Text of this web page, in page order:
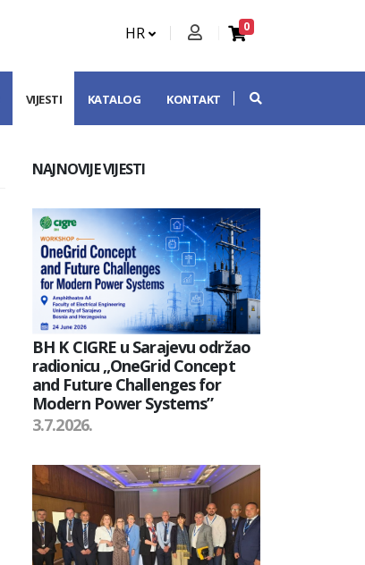
HR 0
VIJESTI KATALOG KONTAKT
NAJNOVIJE VIJESTI
BH K CIGRE u Sarajevu održao
radionicu „OneGrid Concept
and Future Challenges for
Modern Power Systems”
3.7.2026.